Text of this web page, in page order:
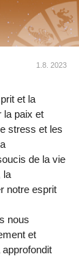
1.8. 2023
et la
la paix et
stress et les
de la vie
la
notre esprit
nous
et